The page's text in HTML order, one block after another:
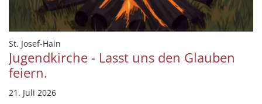
St. Josef-Hain
Jugendkirche - Lasst uns den Glauben
feiern.
21. Juli 2026